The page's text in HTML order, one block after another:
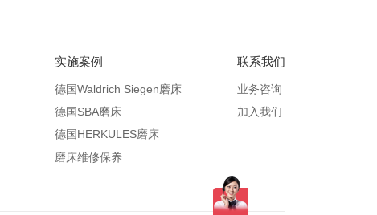
实施案例
德国Waldrich Siegen磨床
德国SBA磨床
德国HERKULES磨床
磨床维修保养
联系我们
业务咨询
加入我们